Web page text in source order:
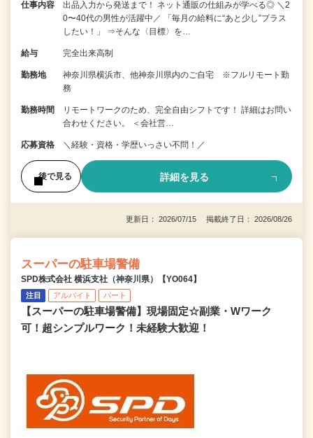
仕事内容
出品入力から発送まで！ ネット通販の仕組みが学べる◎ ＼2
0〜40代の男性が活躍中／ 「毎月の給料に“あと少し”プラス
したい！」 ⇒そんな〈目標〉を…
給与 完全出来高制
勤務地
神奈川県横浜市、他神奈川県内のご自宅 ※フルリモート勤
務
勤務時間
リモートワークのため、完全自由シフトです！ 詳細はお問い
合わせください。 ＜会社営…
応募資格 ＼経験・資格・学歴いっさい不問！／
後で見る 詳細を見る
更新日： 2026/07/15 掲載終了日： 2026/08/26
スーパーの駐車場警備
SPD株式会社 横浜支社（神奈川県）【YO064】
注目 アルバイト パート
【スーパーの駐車場警備】現場固定☆副業・Wワーク
可！超シンプルワーク！未経験大歓迎！